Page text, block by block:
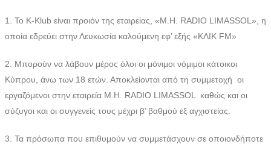
1. Το Κ-Κlub είναι προιόν της εταιρείας, «M.H. RADIO LIMASSOL», η
οποία εδρεύει στην Λευκωσία καλούμενη εφ’ εξής «ΚΛΙΚ FM»
2. Mπορούν να λάβουν μέρος όλοι οι μόνιμοι νόμιμοι κάτοικοι
Κύπρου, άνω των 18 ετών. Αποκλείονται από τη συμμετοχή οι
εργαζόμενοι στην εταιρεία M.H. RADIO LIMASSOL καθώς και οι
σύζυγοι και οι συγγενείς τους μέχρι β’ βαθμού εξ αγχιστείας.
3. Τα πρόσωπα που επιθυμούν να συμμετάσχουν σε οποιονδήποτε